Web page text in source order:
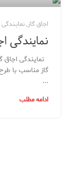
اجاق گاز,
نمایندگی
نمایندگی اجاق
گاز مناسب با
...
ادامه مطلب